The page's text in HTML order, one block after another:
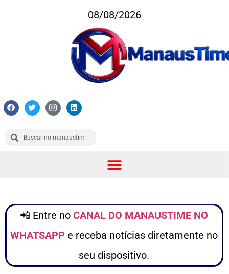
08/08/2026
📲 Entre no CANAL DO MANAUSTIME NO
WHATSAPP e receba notícias diretamente no
seu dispositivo.